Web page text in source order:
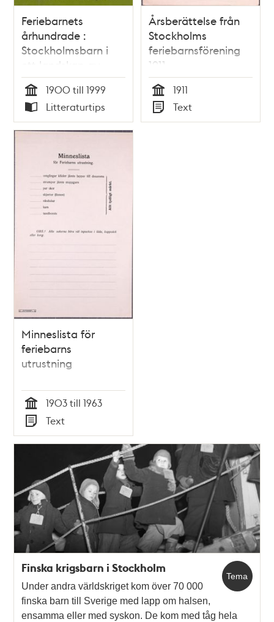
Feriebarnets
århundrade :
Stockholmsbarn i
ett landskap av
ideal, rekreation
och ekonomi 1900-
2000 / Barbro
Ljungdahl
Tid
1900 till 1999
Typ
Litteraturtips
Årsberättelse från
Stockholms
feriebarnsförening
1911
Tid
1911
Typ
Text
Minneslista för
feriebarns
utrustning
Tid
1903 till 1963
Typ
Text
Tema
Finska krigsbarn i Stockholm
Under andra världskriget kom över 70 000
finska barn till Sverige med lapp om halsen,
ensamma eller med syskon. De kom med tåg hela